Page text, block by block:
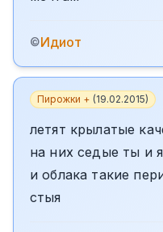
©Идиот
Пирожки + (19.02.2015)
летят крылатые
на них седые ты и я
и облака такие
стыя